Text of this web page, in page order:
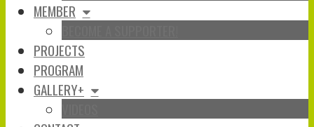
MEMBER
PROJECTS
PROGRAM
GALLERY+